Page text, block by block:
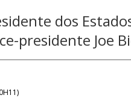
dos
presidente Joe
)